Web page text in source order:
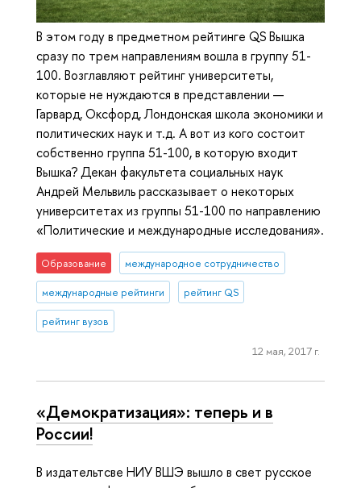
В этом году в предметном рейтинге QS Вышка
сразу по трем направлениям вошла в группу 51-
100. Возглавляют рейтинг университеты,
которые не нуждаются в представлении —
Гарвард, Оксфорд, Лондонская школа экономики и
политических наук и т.д. А вот из кого состоит
собственно группа 51-100, в которую входит
Вышка? Декан факультета социальных наук
Андрей Мельвиль рассказывает о некоторых
университетах из группы 51-100 по направлению
«Политические и международные исследования».
Образование международное сотрудничество
международные рейтинги рейтинг QS
рейтинг вузов
12 мая, 2017 г.
«Демократизация»: теперь и в
России!
В издательтсве НИУ ВШЭ вышло в свет русское